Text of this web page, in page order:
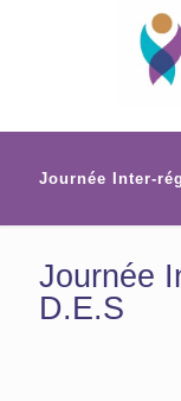
Journée Inter-
Journée
D.E.S